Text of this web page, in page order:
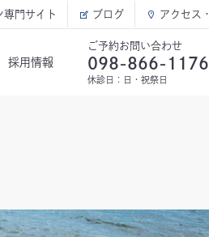
専門サイト ブログ アクセス
採用情報
ご予約お問い合わせ
098-866-1176
休診日：日・祝祭日